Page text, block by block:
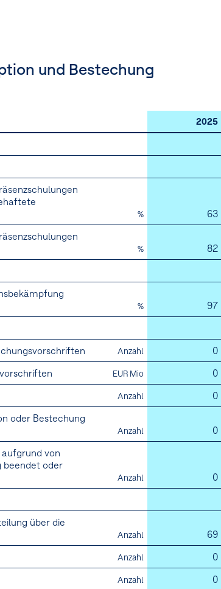
und Bestechung
2025
% 63
% 82
% 97
Anzahl 0
EUR Mio 0
Anzahl 0
oder Bestechung
Anzahl 0
von
beendet oder
Anzahl 0
über die
Anzahl 69
Anzahl 0
Anzahl 0